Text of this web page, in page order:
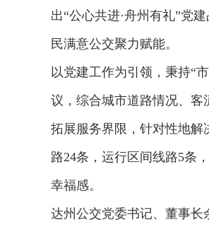
出“公心共进·舟州有礼”党
民满意公交聚力赋能。
以党建工作为引领，秉持“
议，综合城市道路情况、
拓展服务界限，针对性地解
路24条，运行区间线路5条
幸福感。
达州公交党委书记、董事长